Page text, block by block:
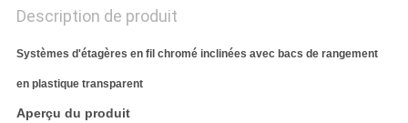
Description de produit
Systèmes d'étagères en fil chromé inclinées avec bacs de rangement
en plastique transparent
Aperçu du produit